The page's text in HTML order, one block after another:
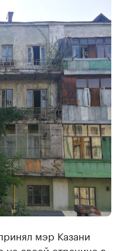
мэр Казани